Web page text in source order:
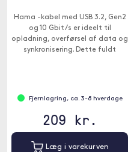
Hama -kabel med USB 3.2, Gen2
og 10 Gbit/s er ideelt til
opladning, overførsel af data og
synkronisering. Dette fuldt
Fjernlagring, ca. 3-8 hverdage
209 kr.
Læg i varekurven